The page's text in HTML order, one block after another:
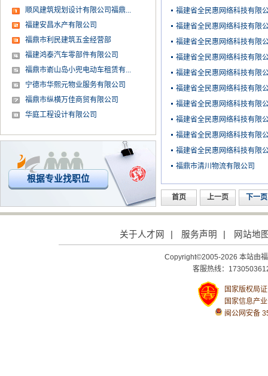
顺风建筑规划设计有限公司福鼎...
福建安昌水产有限公司
福鼎市利民建筑五金经营部
福建鸿泰汽车零部件有限公司
福鼎市嵛山岛小兜电动车租赁有...
宁德市华熙元物业服务有限公司
福鼎市纵横万佳商贸有限公司
华庭工程设计有限公司
根据专业找职位
福建省全民惠网络科技有限
福建省全民惠网络科技有限
福建省全民惠网络科技有限
福建省全民惠网络科技有限
福建省全民惠网络科技有限
福建省全民惠网络科技有限
福建省全民惠网络科技有限
福建省全民惠网络科技有限
福建省全民惠网络科技有限
福建省全民惠网络科技有限
福鼎市清川物流有限公司
首页 上一页 下一页
关于人才网 服务声明 网站地
Copyright©2005-2026 本站由
客服热线：
国家版权局
国家信息产
闽公网安备